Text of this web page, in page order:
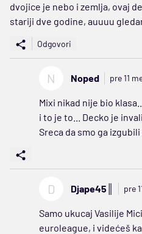
dvojice je nebo i zemlja, ovaj
stariji dve godine, auuuu
Odgovori
N Noped pre 11
Mixi nikad nije bio
i to je to... Decko je
Sreca da smo ga
D Djape45║ pre
Samo ukucaj Vasilije
euroleague, i videćeš